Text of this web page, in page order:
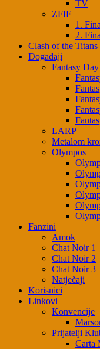
TV
ZFIF
1.
2.
Clash of the Titans
Događaji
Fantasy Day
LARP
Metalom
Olympos
Fanzini
Amok
Chat Noir 1
Chat Noir 2
Chat Noir 3
Natječaji
Korisnici
Linkovi
Konvencije
Prijatelji
Carta